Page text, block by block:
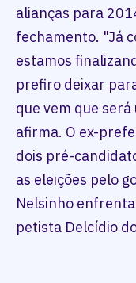
alianças para
fechamento. "Já
estamos
prefiro deixar
que vem que
afirma. O ex-
dois pré-
as eleições pelo
Nelsinho
petista Delcídio